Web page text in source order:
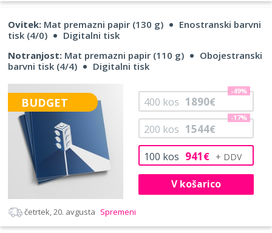
Ovitek: Mat premazni papir (130 g)
Enostranski barvni
tisk (4/0)
Digitalni tisk
Notranjost: Mat premazni papir (110 g)
Obojestranski
barvni tisk (4/4)
Digitalni tisk
BUDGET
100 kos 941€
200 kos 1544€
-17%
400 kos 1890€
-49%
V košarico
četrtek, 20. avgusta Spremeni